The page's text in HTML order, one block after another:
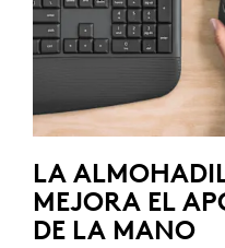
LA
MEJORA EL
DE LA MANO